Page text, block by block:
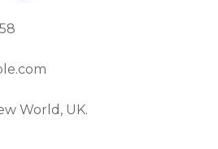
World, UK.